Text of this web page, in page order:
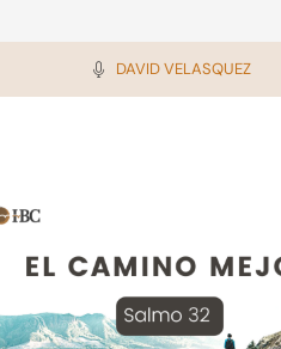
DAVID VELASQUEZ